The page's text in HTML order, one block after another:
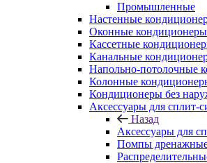
Промышленные
Настенные
Оконные кондиционеры
Кассетные
Канальные
Напольно-потолочные
Колонные
Кондиционеры без
Аксессуары для сплит-
Назад
Аксессуары для
Помпы дренажные